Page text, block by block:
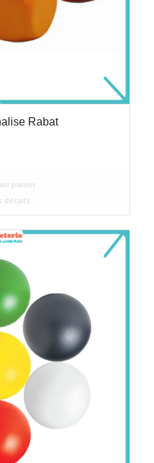
Rabat
panier
détails